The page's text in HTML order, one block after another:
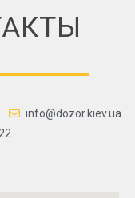
info@dozor.kiev.ua